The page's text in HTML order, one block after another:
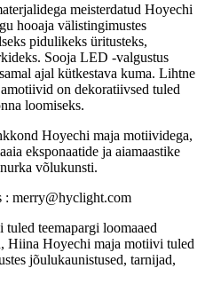
meisterdatud Hoyechi
hooaja välistingimustes
pidulikeks üritusteks,
Sooja LED -valgustus
ajal kütkestava kuma. Lihtne
on dekoratiivsed tuled
loomiseks.
Hoyechi maja motiividega,
eksponaatide ja aiamaastike
võlukunsti.
: merry@hyclight.com
teemapargi loomaaed
Hiina Hoyechi maja motiivi tuled
jõulukaunistused, tarnijad,